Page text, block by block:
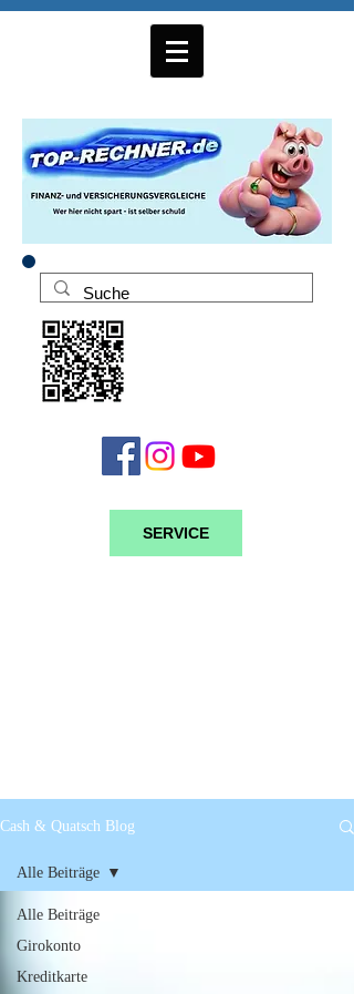
SERVICE
Cash & Quatsch Blog
Alle Beiträge
Girokonto
Kreditkarte
Alle Beiträge